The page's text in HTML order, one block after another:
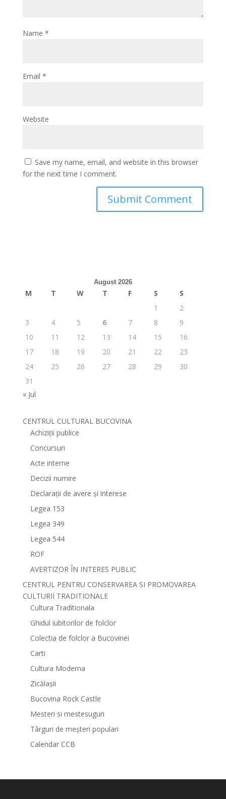
Name *
Email *
Website
Save my name, email, and website in this browser
for the next time I comment.
August 2026
M T W T F S
S
1
2
3
4 5 6 7 8
9
10
11 12 13 14 15
16
17
18 19 20 21 22
23
24
25 26 27 28 29
30
31
« Jul
CENTRUL CULTURAL BUCOVINA
Achiziții publice
Concursuri
Acte interne
Decizii numire
Declarații de avere și interese
Legea 153
Legea 349
Legea 544
ROF
AVERTIZOR ÎN INTERES PUBLIC
CENTRUL PENTRU CONSERVAREA SI PROMOVAREA
CULTURII TRADITIONALE
Cultura Traditionala
Ghidul iubitorilor de folclor
Colectia de folclor a Bucovinei
Carti
Cultura Moderna
Zicălașii
Bucovina Rock Castle
Mesteri si mestesuguri
Târguri de meșteri populari
Calendar CCB